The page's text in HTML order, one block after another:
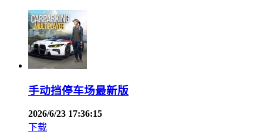
手动挡停车场最新版
2026/6/23 17:36:15
下载